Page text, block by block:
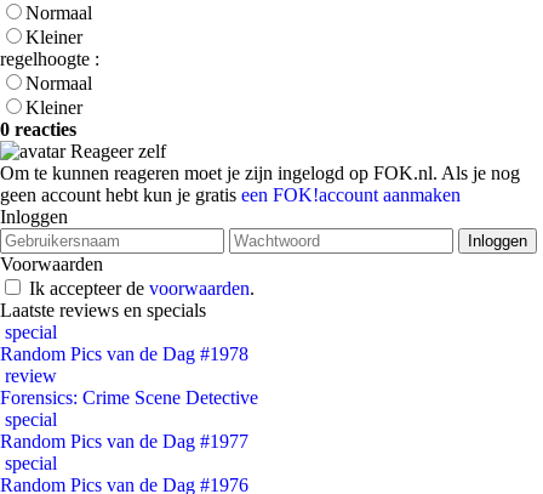
Normaal
Kleiner
regelhoogte :
Normaal
Kleiner
0 reacties
Reageer zelf
Om te kunnen reageren moet je zijn ingelogd op FOK.nl. Als je nog
geen account hebt kun je gratis een FOK!account aanmaken
Inloggen
Voorwaarden
Ik accepteer de voorwaarden.
Laatste reviews en specials
special
Random Pics van de Dag #1978
review
Forensics: Crime Scene Detective
special
Random Pics van de Dag #1977
special
Random Pics van de Dag #1976